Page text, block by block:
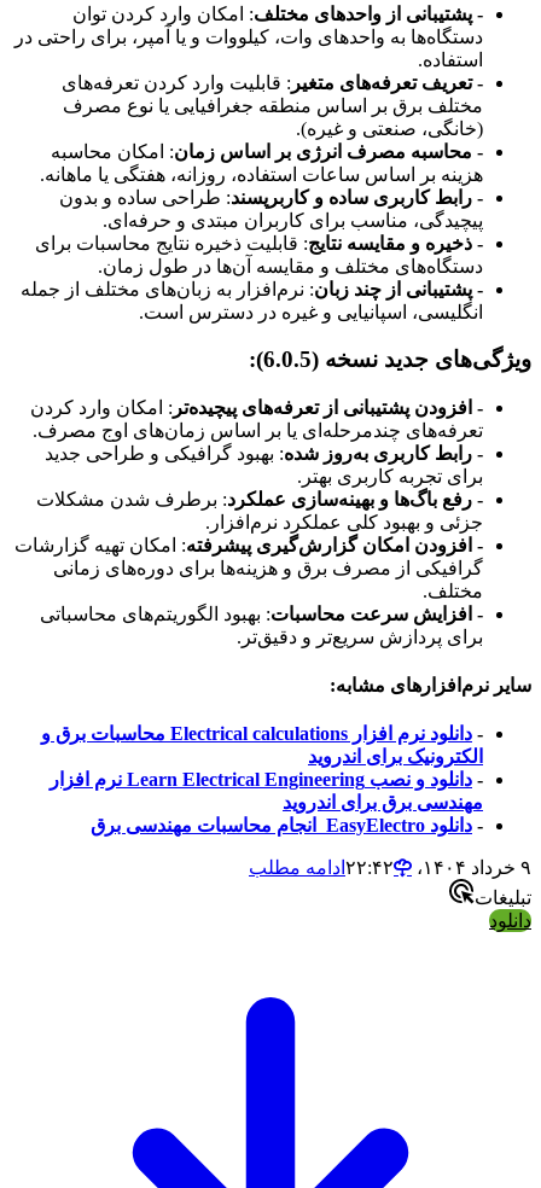
- پشتیبانی از واحدهای مختلف: امکان وارد کردن توان
دستگاه‌ها به واحدهای وات، کیلووات و یا آمپر، برای راحتی در
استفاده.
- تعریف تعرفه‌های متغیر : قابلیت وارد کردن تعرفه‌های
مختلف برق بر اساس منطقه جغرافیایی یا نوع مصرف
(خانگی، صنعتی و غیره).
- محاسبه مصرف انرژی بر اساس زمان: امکان محاسبه
هزینه بر اساس ساعات استفاده، روزانه، هفتگی یا ماهانه.
- رابط کاربری ساده و کاربرپسند: طراحی ساده و بدون
پیچیدگی، مناسب برای کاربران مبتدی و حرفه‌ای.
- ذخیره و مقایسه نتایج: قابلیت ذخیره نتایج محاسبات برای
دستگاه‌های مختلف و مقایسه آن‌ها در طول زمان.
- پشتیبانی از چند زبان: نرم‌افزار به زبان‌های مختلف از جمله
انگلیسی، اسپانیایی و غیره در دسترس است.
ویژگی‌های جدید نسخه (6.0.5):
- افزودن پشتیبانی از تعرفه‌های پیچیده‌تر : امکان وارد کردن
تعرفه‌های چند‌مرحله‌ای یا بر اساس زمان‌های اوج مصرف.
- رابط کاربری به‌روز شده: بهبود گرافیکی و طراحی جدید
برای تجربه کاربری بهتر.
- رفع باگ‌ها و بهینه‌سازی عملکرد: برطرف شدن مشکلات
جزئی و بهبود کلی عملکرد نرم‌افزار.
- افزودن امکان گزارش‌گیری پیشرفته: امکان تهیه گزارشات
گرافیکی از مصرف برق و هزینه‌ها برای دوره‌های زمانی
مختلف.
- افزایش سرعت محاسبات: بهبود الگوریتم‌های محاسباتی
برای پردازش سریع‌تر و دقیق‌تر.
سایر نرم‌افزارهای مشابه:
-
دانلود نرم افزار Electrical calculations محاسبات برق و
الکترونیک برای اندروید
-
دانلود و نصب Learn Electrical Engineering نرم افزار
مهندسی برق برای اندروید
- دانلود EasyElectro انجام محاسبات مهندسی برق
۹ خرداد ۱۴۰۴،‏ ۲۲:۴۲
ادامه مطلب
تبلیغات
دانلود